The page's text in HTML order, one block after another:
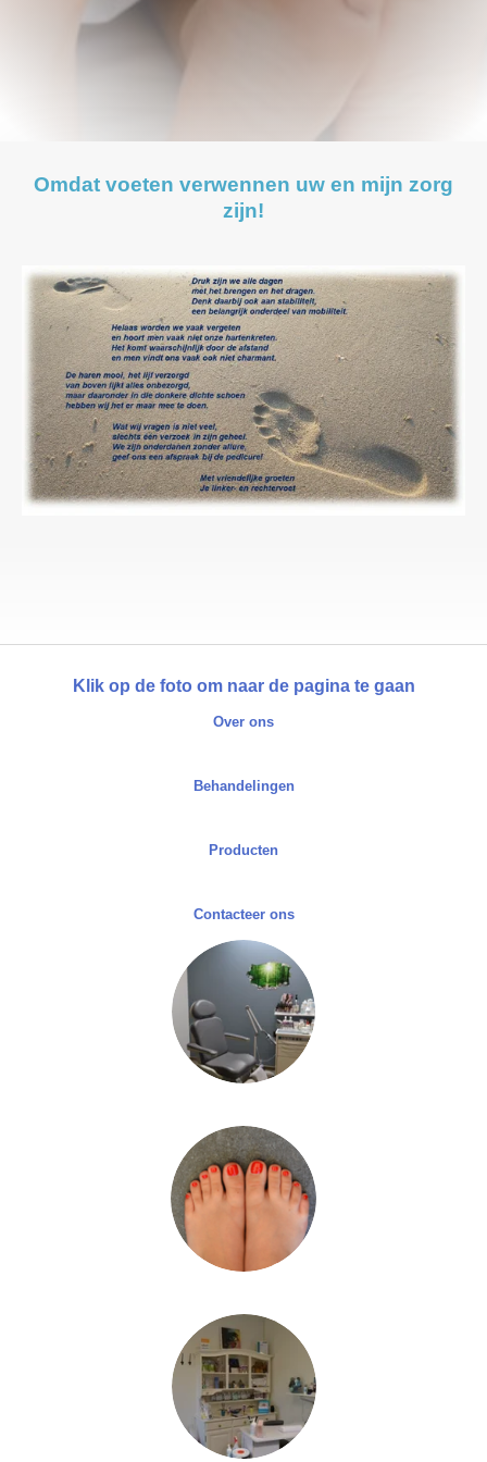
Omdat voeten verwennen uw en mijn zorg
zijn!
Klik op de foto om naar de pagina te gaan
Over ons
Behandelingen
Producten
Contacteer ons